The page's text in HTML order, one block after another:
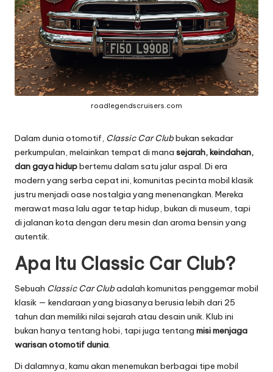
roadlegendscruisers.com
Dalam dunia otomotif, Classic Car Clubbukan sekadar
perkumpulan, melainkan tempat di mana sejarah, keindahan,
dan gaya hidupbertemu dalam satu jalur aspal. Di era
modern yang serba cepat ini, komunitas pecinta mobil klasik
justru menjadi oase nostalgia yang menenangkan. Mereka
merawat masa lalu agar tetap hidup, bukan di museum, tapi
di jalanan kota dengan deru mesin dan aroma bensin yang
autentik.
Apa Itu Classic Car Club?
Sebuah Classic Car Clubadalah komunitas penggemar mobil
klasik — kendaraan yang biasanya berusia lebih dari 25
tahun dan memiliki nilai sejarah atau desain unik. Klub ini
bukan hanya tentang hobi, tapi juga tentang misi menjaga
warisan otomotif dunia.
Di dalamnya, kamu akan menemukan berbagai tipe mobil